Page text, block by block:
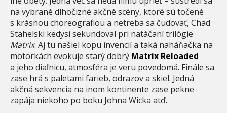
na vybrané dlhočizné akčné scény, ktoré sú točené
s krásnou choreografiou a netreba sa čudovať, Chad
Stahelski kedysi sekundoval pri natáčaní trilógie
Matrix. Aj tu našiel kopu invencií a taká naháňačka na
motorkách evokuje starý dobrý Matrix Reloaded
a jeho diaľnicu, atmosféra je veru povedomá. Finále sa
zase hrá s paletami farieb, odrazov a skiel. Jedná
akčná sekvencia na inom kontinente zase pekne
zapája niekoho po boku Johna Wicka atď.